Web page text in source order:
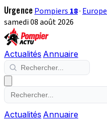
Urgence Pompiers 18· Europe
samedi 08 août 2026
Actualités Annuaire
Actualités Annuaire